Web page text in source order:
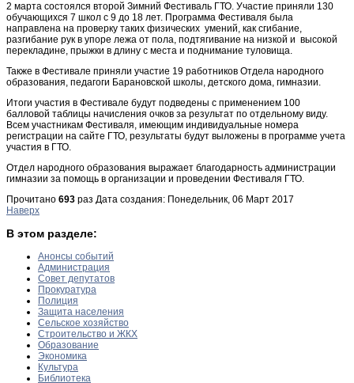
2 марта состоялся второй Зимний Фестиваль ГТО. Участие приняли 130
обучающихся 7 школ с 9 до 18 лет. Программа Фестиваля была
направлена на проверку таких физических умений, как сгибание,
разгибание рук в упоре лежа от пола, подтягивание на низкой и высокой
перекладине, прыжки в длину с места и поднимание туловища.
Также в Фестивале приняли участие 19 работников Отдела народного
образования, педагоги Барановской школы, детского дома, гимназии.
Итоги участия в Фестивале будут подведены с применением 100
балловой таблицы начисления очков за результат по отдельному виду.
Всем участникам Фестиваля, имеющим индивидуальные номера
регистрации на сайте ГТО, результаты будут выложены в программе учета
участия в ГТО.
Отдел народного образования выражает благодарность администрации
гимназии за помощь в организации и проведении Фестиваля ГТО.
Прочитано 693 раз Дата создания: Понедельник, 06 Март 2017
Наверх
В этом разделе:
Анонсы событий
Администрация
Совет депутатов
Прокуратура
Полиция
Защита населения
Сельское хозяйство
Строительство и ЖКХ
Образование
Экономика
Культура
Библиотека